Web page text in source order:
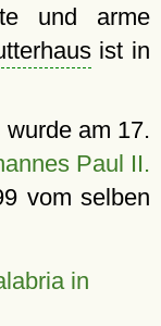
und arme
ist in
am 17.
Paul II.
vom selben
in